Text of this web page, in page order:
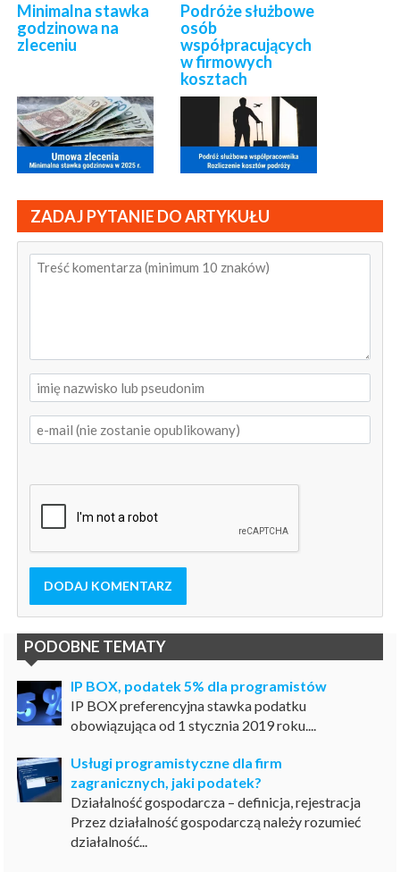
Minimalna stawka
godzinowa na
zleceniu
Podróże służbowe
osób
współpracujących
w firmowych
kosztach
ZADAJ PYTANIE DO ARTYKUŁU
DODAJ KOMENTARZ
PODOBNE TEMATY
IP BOX, podatek 5% dla programistów
IP BOX preferencyjna stawka podatku
obowiązująca od 1 stycznia 2019 roku....
Usługi programistyczne dla firm
zagranicznych, jaki podatek?
Działalność gospodarcza – definicja, rejestracja
Przez działalność gospodarczą należy rozumieć
działalność...